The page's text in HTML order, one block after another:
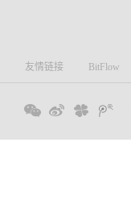
友情链接 BitFlow